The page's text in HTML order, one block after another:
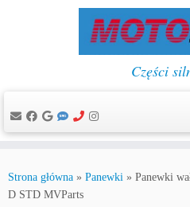
do
treści
Części
Strona główna » Panewki » Panewki
D STD MVParts